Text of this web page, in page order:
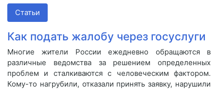
Статьи
Как подать жалобу через госуслуги
Многие жители России ежедневно обращаются в
различные ведомства за решением определенных
проблем и сталкиваются с человеческим фактором.
Кому-то нагрубили, отказали принять заявку, нарушили